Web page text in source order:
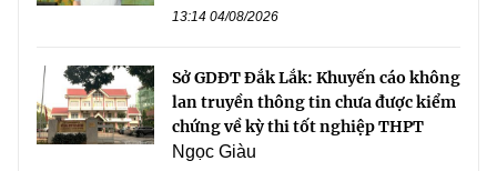
13:14 04/08/2026
Sở GDĐT Đắk Lắk: Khuyến cáo không
lan truyền thông tin chưa được kiểm
chứng về kỳ thi tốt nghiệp THPT
Ngọc Giàu